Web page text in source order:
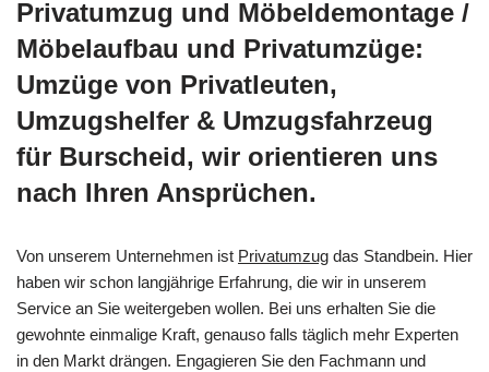
Privatumzug und Möbeldemontage /
Möbelaufbau und Privatumzüge:
Umzüge von Privatleuten,
Umzugshelfer & Umzugsfahrzeug
für Burscheid, wir orientieren uns
nach Ihren Ansprüchen.
Von unserem Unternehmen ist Privatumzug das Standbein. Hier
haben wir schon langjährige Erfahrung, die wir in unserem
Service an Sie weitergeben wollen. Bei uns erhalten Sie die
gewohnte einmalige Kraft, genauso falls täglich mehr Experten
in den Markt drängen. Engagieren Sie den Fachmann und